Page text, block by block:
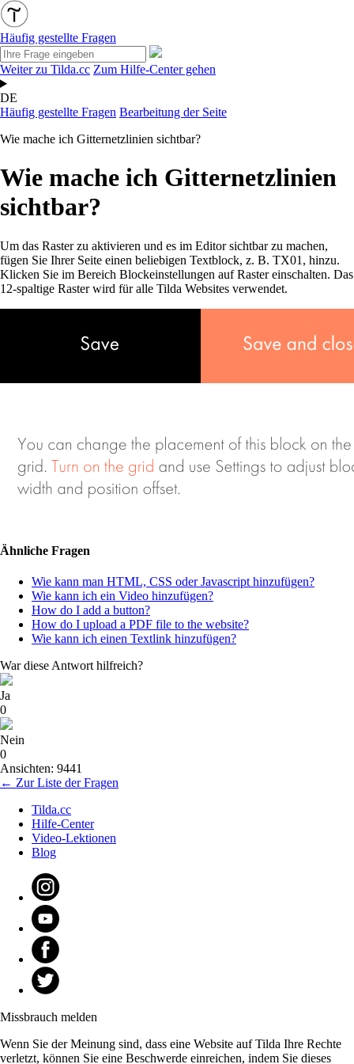
Häufig gestellte Fragen
Weiter zu Tilda.cc Zum Hilfe-Center gehen
DE
Häufig gestellte Fragen Bearbeitung der Seite
Wie mache ich Gitternetzlinien sichtbar?
Wie mache ich Gitternetzlinien
sichtbar?
Um das Raster zu aktivieren und es im Editor sichtbar zu machen,
fügen Sie Ihrer Seite einen beliebigen Textblock, z. B. TX01, hinzu.
Klicken Sie im Bereich Blockeinstellungen auf Raster einschalten. Das
12-spaltige Raster wird für alle Tilda Websites verwendet.
Ähnliche Fragen
Wie kann man HTML, CSS oder Javascript hinzufügen?
Wie kann ich ein Video hinzufügen?
How do I add a button?
How do I upload a PDF file to the website?
Wie kann ich einen Textlink hinzufügen?
War diese Antwort hilfreich?
Ja
0
Nein
0
Ansichten: 9441
← Zur Liste der Fragen
Tilda.cc
Hilfe-Center
Video-Lektionen
Blog
Missbrauch melden
Wenn Sie der Meinung sind, dass eine Website auf Tilda Ihre Rechte
verletzt, können Sie eine Beschwerde einreichen, indem Sie dieses